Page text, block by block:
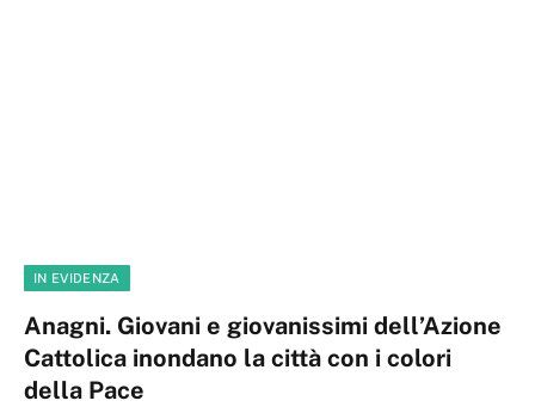
IN EVIDENZA
Anagni. Giovani e giovanissimi dell’Azione
Cattolica inondano la città con i colori
della Pace